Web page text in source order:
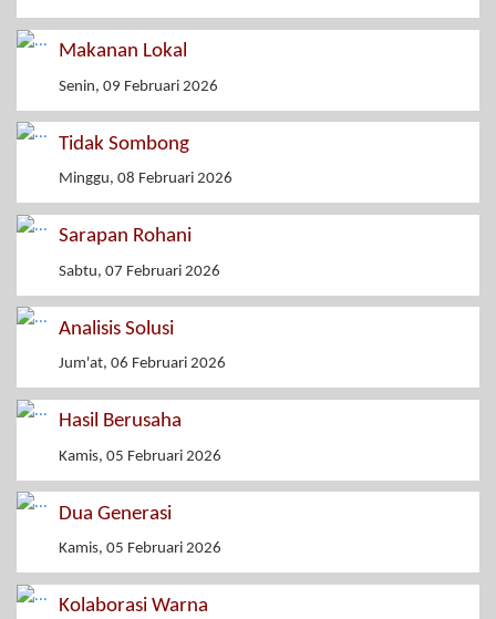
Makanan Lokal
Senin, 09 Februari 2026
Tidak Sombong
Minggu, 08 Februari 2026
Sarapan Rohani
Sabtu, 07 Februari 2026
Analisis Solusi
Jum'at, 06 Februari 2026
Hasil Berusaha
Kamis, 05 Februari 2026
Dua Generasi
Kamis, 05 Februari 2026
Kolaborasi Warna